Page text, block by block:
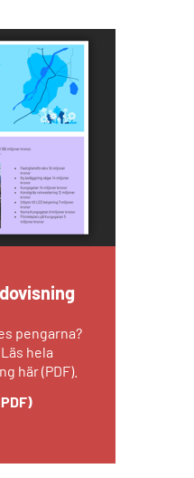
pengarna?
hela
här (PDF).